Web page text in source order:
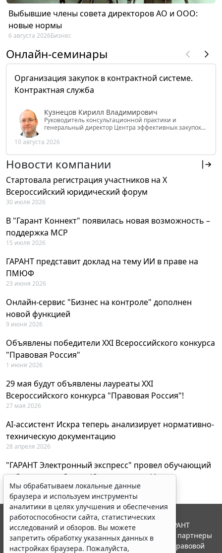
Выбывшие члены совета директоров АО и ООО:
новые нормы
6 августа 2026Бизнес
Онлайн-семинары
Организация закупок в контрактной системе.
Контрактная служба
Кузнецов Кирилл Владимирович
Руководитель консультационной практики и
генеральный директор Центра эффективных закупок
РФ
10 августа 2026
Новости компании
Стартовала регистрация участников на X
Всероссийский юридический форум
30 июля 2026
В "Гарант Коннект" появилась новая возможность –
поддержка MCP
15 июля 2026
ГАРАНТ представит доклад на тему ИИ в праве на
ПМЮФ
23 июня 2026
Онлайн-сервис "Бизнес на контроле" дополнен
новой функцией
9 июня 2026
Объявлены победители XXI Всероссийского конкурса
"Правовая Россия"
1 июня 2026
29 мая будут объявлены лауреаты XXI
Всероссийского конкурса "Правовая Россия"!
27 мая 2026
AI-ассистент Искра теперь анализирует нормативно-
техническую документацию
28 апреля 2026
"ГАРАНТ Электронный экспресс" провел обучающий
вебинар по работе с AI-ассистентом Искра
23 апреля 2026
Мы обрабатываем локальные данные
браузера и используем инструменты
аналитики в целях улучшения и обеспечения
работоспособности сайта, статистических
исследований и обзоров. Вы можете
запретить обработку указанных данных в
настройках браузера. Пожалуйста,
© ООО "НПП "ГАРАНТ-СЕРВИС", 2026. Система ГАРАНТ
выпускается с 1990 года. Компания "Гарант" и ее партнеры
являются участниками Российской ассоциации правовой